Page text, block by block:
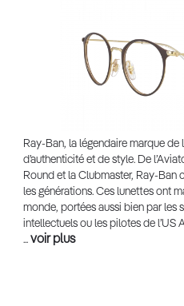
Ray-Ban, la légendaire marque de
d’authenticité et de style. De
Round et la Clubmaster, Ray-Ban
les générations. Ces lunettes ont
monde, portées aussi bien par les
intellectuels ou les pilotes de l’US
... voir plus